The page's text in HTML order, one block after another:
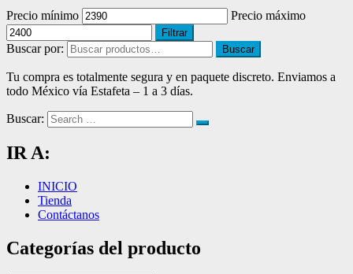
Precio mínimo Precio máximo
Filtrar
Buscar por: Buscar
Tu compra es totalmente segura y en paquete discreto. Enviamos a
todo México vía Estafeta – 1 a 3 días.
Buscar:
IR A:
INICIO
Tienda
Contáctanos
Categorías del producto